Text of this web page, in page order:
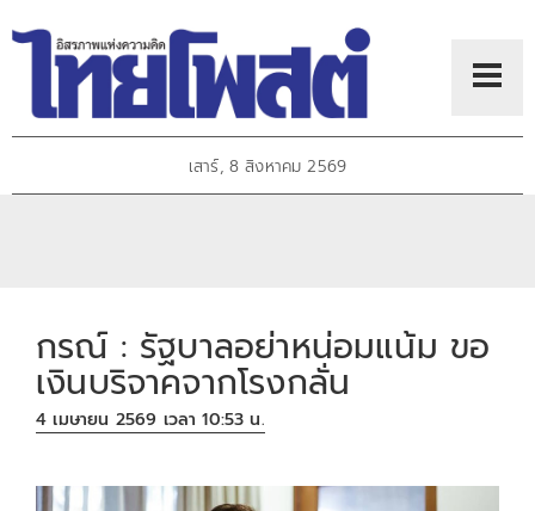
เสาร์, 8 สิงหาคม 2569
กรณ์ : รัฐบาลอย่าหน่อมแน้ม ขอ
เงินบริจาคจากโรงกลั่น
4 เมษายน 2569 เวลา 10:53 น.